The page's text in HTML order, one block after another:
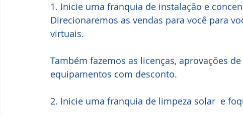
1. Inicie uma franquia de instalação e
Direcionaremos as vendas para você para
virtuais.
Também fazemos as licenças, aprovações
equipamentos com desconto.
2. Inicie uma franquia de limpeza solar  e